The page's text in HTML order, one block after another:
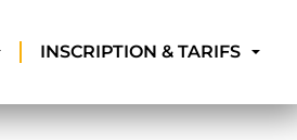
INSCRIPTION & TARIFS